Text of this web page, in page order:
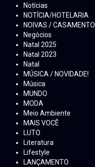
Notícias
NOTÍCIA/HOTELARIA
NOIVAS / CASAMENTO
Negócios
Natal 2025
Natal 2023
Natal
MÚSICA / NOVIDADE!
Música
MUNDO
MODA
Meio Ambiente
MAIS VOCÊ
LUTO
Literatura
Lifestyle
LANÇAMENTO